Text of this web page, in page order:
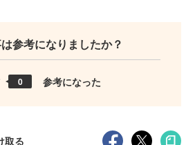
参考になりましたか？
0 参考になった
取る